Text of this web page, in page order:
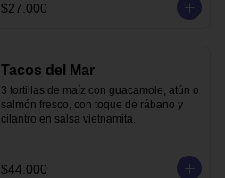
$27.000
Tacos del Mar
3 tortillas de maíz con guacamole, atún o
salmón fresco, con toque de rábano y
cilantro en salsa vietnamita.
$44.000